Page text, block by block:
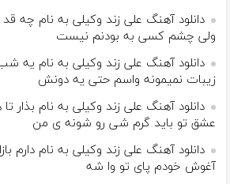
دانلود آهنگ علی زند وکیلی به نام چه
ولی چشم كسی به بودنم نیست
دانلود آهنگ علی زند وکیلی به نام یه
زيبات نمیمونه واسم حتی یه دونش
دانلود آهنگ علی زند وکیلی به نام بذار
عشق تو باید گرم شی رو شونه ى من
دانلود آهنگ علی زند وکیلی به نام دارم
آغوش خودم پای تو وا شه